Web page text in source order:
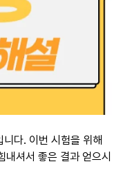
다. 이번 시험을 위해
셔서 좋은 결과 얻으시